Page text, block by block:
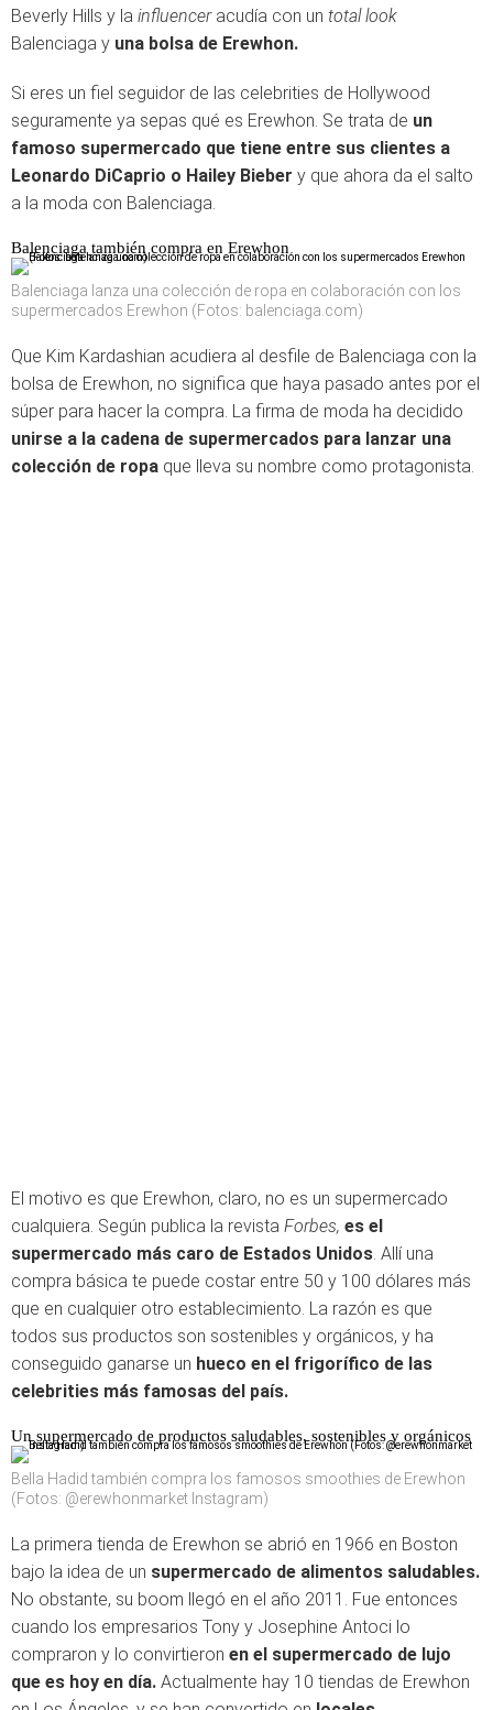
Beverly Hills y la influencer acudía con un total look
Balenciaga y una bolsa de Erewhon.
Si eres un fiel seguidor de las celebrities de Hollywood
seguramente ya sepas qué es Erewhon. Se trata de un
famoso supermercado que tiene entre sus clientes a
Leonardo DiCaprio o Hailey Bieber y que ahora da el salto
a la moda con Balenciaga.
Balenciaga también compra en Erewhon
Balenciaga lanza una colección de ropa en colaboración con los
supermercados Erewhon (Fotos: balenciaga.com)
Que Kim Kardashian acudiera al desfile de Balenciaga con la
bolsa de Erewhon, no significa que haya pasado antes por el
súper para hacer la compra. La firma de moda ha decidido
unirse a la cadena de supermercados para lanzar una
colección de ropa que lleva su nombre como protagonista.
El motivo es que Erewhon, claro, no es un supermercado
cualquiera. Según publica la revista Forbes, es el
supermercado más caro de Estados Unidos. Allí una
compra básica te puede costar entre 50 y 100 dólares más
que en cualquier otro establecimiento. La razón es que
todos sus productos son sostenibles y orgánicos, y ha
conseguido ganarse un hueco en el frigorífico de las
celebrities más famosas del país.
Un supermercado de productos saludables, sostenibles y orgánicos
Bella Hadid también compra los famosos smoothies de Erewhon
(Fotos: @erewhonmarket Instagram)
La primera tienda de Erewhon se abrió en 1966 en Boston
bajo la idea de un supermercado de alimentos saludables.
No obstante, su boom llegó en el año 2011. Fue entonces
cuando los empresarios Tony y Josephine Antoci lo
compraron y lo convirtieron en el supermercado de lujo
que es hoy en día. Actualmente hay 10 tiendas de Erewhon